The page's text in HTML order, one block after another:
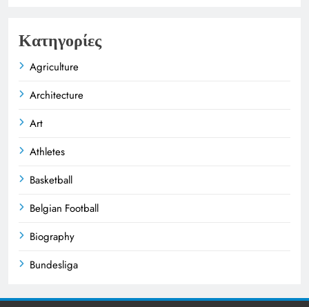
Κατηγορίες
Agriculture
Architecture
Art
Athletes
Basketball
Belgian Football
Biography
Bundesliga